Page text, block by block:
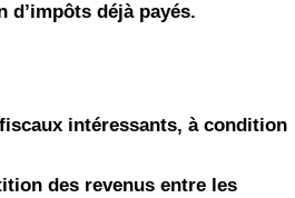
d’impôts déjà payés.
intéressants, à condition
des revenus entre les